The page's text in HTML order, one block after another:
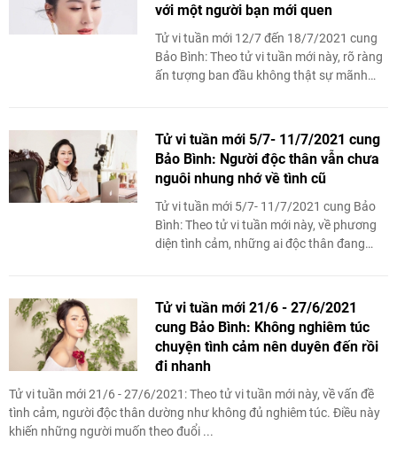
với một người bạn mới quen
Tử vi tuần mới 12/7 đến 18/7/2021 cung
Bảo Bình: Theo tử vi tuần mới này, rõ ràng
ấn tượng ban đầu không thật sự mãnh
Tử vi tuần mới 5/7- 11/7/2021 cung
Bảo Bình: Người độc thân vẫn chưa
nguôi nhung nhớ về tình cũ
Tử vi tuần mới 5/7- 11/7/2021 cung Bảo
Bình: Theo tử vi tuần mới này, về phương
diện tình cảm, những ai độc thân đang
Tử vi tuần mới 21/6 - 27/6/2021
cung Bảo Bình: Không nghiêm túc
chuyện tình cảm nên duyên đến rồi
đi nhanh
Tử vi tuần mới 21/6 - 27/6/2021: Theo tử vi tuần mới này, về vấn đề
tình cảm, người độc thân dường như không đủ nghiêm túc. Điều này
khiến những người muốn theo đuổi ...